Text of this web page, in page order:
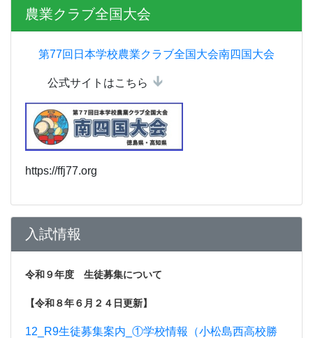
農業クラブ全国大会
第77回日本学校農業クラブ全国大会南四国大会
公式サイトはこちら
https://ffj77.org
入試情報
令和９年度 生徒募集について
【令和８年６月２４日更新】
12_R9生徒募集案内_①学校情報（小松島西高校勝